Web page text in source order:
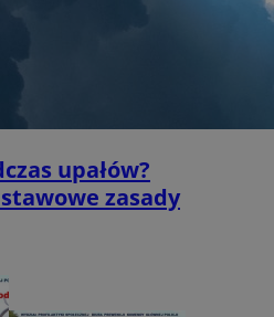
upałów?
zasady